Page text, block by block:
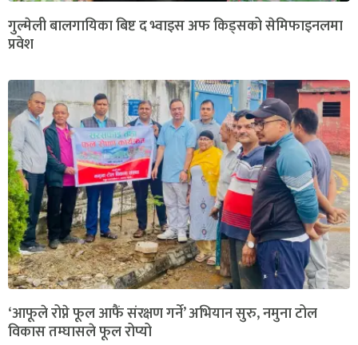
गुल्मेली बालगायिका बिष्ट द भ्वाइस अफ किड्सको सेमिफाइनलमा
प्रवेश
‘आफूले रोप्ने फूल आफैं संरक्षण गर्ने’ अभियान सुरु, नमुना टोल
विकास तम्घासले फूल रोप्यो